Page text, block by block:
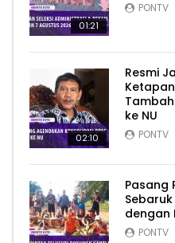
01:21
PONTV
02:10
Resmi
Tambah
ke NU
PONTV
Pasang
dengan
PONTV